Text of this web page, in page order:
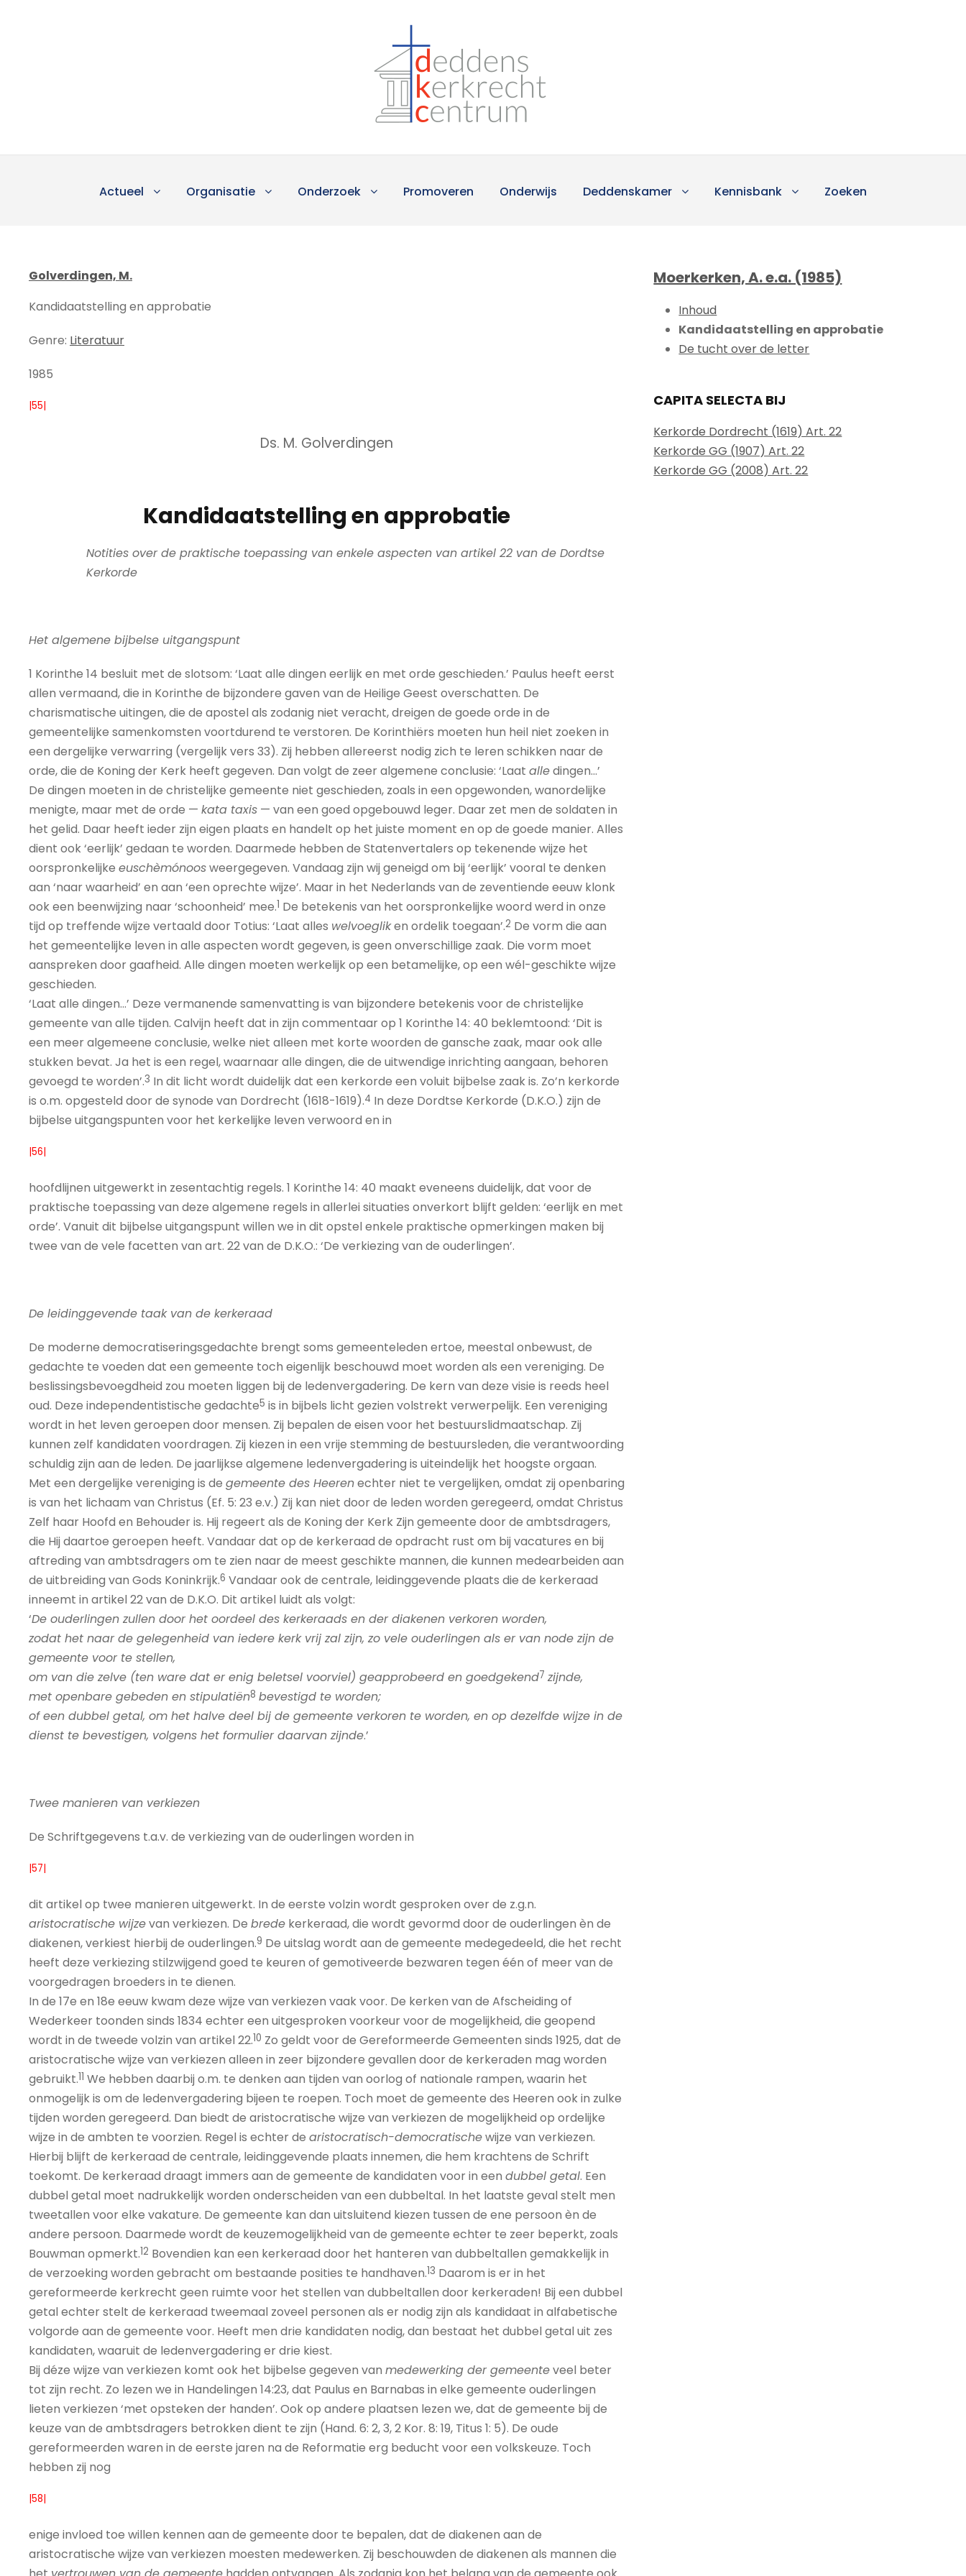
Actueel Organisatie Onderzoek Promoveren Onderwijs Deddenskamer Kennisbank Zoeken
Golverdingen, M.
Kandidaatstelling en approbatie
Genre: Literatuur
1985
|55|
Ds. M. Golverdingen
Kandidaatstelling en approbatie
Notities over de praktische toepassing van enkele aspecten van artikel 22 van de Dordtse
Kerkorde
Het algemene bijbelse uitgangspunt
1 Korinthe 14 besluit met de slotsom: ‘Laat alle dingen eerlijk en met orde geschieden.’ Paulus heeft eerst
allen vermaand, die in Korinthe de bijzondere gaven van de Heilige Geest overschatten. De
charismatische uitingen, die de apostel als zodanig niet veracht, dreigen de goede orde in de
gemeentelijke samenkomsten voortdurend te verstoren. De Korinthiërs moeten hun heil niet zoeken in
een dergelijke verwarring (vergelijk vers 33). Zij hebben allereerst nodig zich te leren schikken naar de
orde, die de Koning der Kerk heeft gegeven. Dan volgt de zeer algemene conclusie: ‘Laat alledingen...’
De dingen moeten in de christelijke gemeente niet geschieden, zoals in een opgewonden, wanordelijke
menigte, maar met de orde — kata taxis — van een goed opgebouwd leger. Daar zet men de soldaten in
het gelid. Daar heeft ieder zijn eigen plaats en handelt op het juiste moment en op de goede manier. Alles
dient ook ‘eerlijk’ gedaan te worden. Daarmede hebben de Statenvertalers op tekenende wijze het
oorspronkelijke euschèmónoosweergegeven. Vandaag zijn wij geneigd om bij ‘eerlijk’ vooral te denken
aan ‘naar waarheid’ en aan ‘een oprechte wijze’. Maar in het Nederlands van de zeventiende eeuw klonk
ook een beenwijzing naar ‘schoonheid’ mee.1 De betekenis van het oorspronkelijke woord werd in onze
tijd op treffende wijze vertaald door Totius: ‘Laat alles welvoegliken ordelik toegaan’.2 De vorm die aan
het gemeentelijke leven in alle aspecten wordt gegeven, is geen onverschillige zaak. Die vorm moet
aanspreken door gaafheid. Alle dingen moeten werkelijk op een betamelijke, op een wél-geschikte wijze
geschieden.
‘Laat alle dingen...’ Deze vermanende samenvatting is van bijzondere betekenis voor de christelijke
gemeente van alle tijden. Calvijn heeft dat in zijn commentaar op 1 Korinthe 14: 40 beklemtoond: ‘Dit is
een meer algemeene conclusie, welke niet alleen met korte woorden de gansche zaak, maar ook alle
stukken bevat. Ja het is een regel, waarnaar alle dingen, die de uitwendige inrichting aangaan, behoren
gevoegd te worden’.3 In dit licht wordt duidelijk dat een kerkorde een voluit bijbelse zaak is. Zo’n kerkorde
is o.m. opgesteld door de synode van Dordrecht (1618-1619).4 In deze Dordtse Kerkorde (D.K.O.) zijn de
bijbelse uitgangspunten voor het kerkelijke leven verwoord en in
|56|
hoofdlijnen uitgewerkt in zesentachtig regels. 1 Korinthe 14: 40 maakt eveneens duidelijk, dat voor de
praktische toepassing van deze algemene regels in allerlei situaties onverkort blijft gelden: ‘eerlijk en met
orde’. Vanuit dit bijbelse uitgangspunt willen we in dit opstel enkele praktische opmerkingen maken bij
twee van de vele facetten van art. 22 van de D.K.O.: ‘De verkiezing van de ouderlingen’.
De leidinggevende taak van de kerkeraad
De moderne democratiseringsgedachte brengt soms gemeenteleden ertoe, meestal onbewust, de
gedachte te voeden dat een gemeente toch eigenlijk beschouwd moet worden als een vereniging. De
beslissingsbevoegdheid zou moeten liggen bij de ledenvergadering. De kern van deze visie is reeds heel
oud. Deze independentistische gedachte5 is in bijbels licht gezien volstrekt verwerpelijk. Een vereniging
wordt in het leven geroepen door mensen. Zij bepalen de eisen voor het bestuurslidmaatschap. Zij
kunnen zelf kandidaten voordragen. Zij kiezen in een vrije stemming de bestuursleden, die verantwoording
schuldig zijn aan de leden. De jaarlijkse algemene ledenvergadering is uiteindelijk het hoogste orgaan.
Met een dergelijke vereniging is de gemeente des Heerenechter niet te vergelijken, omdat zij openbaring
is van het lichaam van Christus (Ef. 5: 23 e.v.) Zij kan niet door de leden worden geregeerd, omdat Christus
Zelf haar Hoofd en Behouder is. Hij regeert als de Koning der Kerk Zijn gemeente door de ambtsdragers,
die Hij daartoe geroepen heeft. Vandaar dat op de kerkeraad de opdracht rust om bij vacatures en bij
aftreding van ambtsdragers om te zien naar de meest geschikte mannen, die kunnen medearbeiden aan
de uitbreiding van Gods Koninkrijk.6 Vandaar ook de centrale, leidinggevende plaats die de kerkeraad
inneemt in artikel 22 van de D.K.O. Dit artikel luidt als volgt:
‘De ouderlingen zullen door het oordeel des kerkeraads en der diakenen verkoren worden,
zodat het naar de gelegenheid van iedere kerk vrij zal zijn, zo vele ouderlingen als er van node zijn de
gemeente voor te stellen,
om van die zelve (ten ware dat er enig beletsel voorviel) geapprobeerd en goedgekend7 zijnde,
met openbare gebeden en stipulatiën8 bevestigd te worden;
of een dubbel getal, om het halve deel bij de gemeente verkoren te worden, en op dezelfde wijze in de
dienst te bevestigen, volgens het formulier daarvan zijnde.’
Twee manieren van verkiezen
De Schriftgegevens t.a.v. de verkiezing van de ouderlingen worden in
|57|
dit artikel op twee manieren uitgewerkt. In de eerste volzin wordt gesproken over de z.g.n.
aristocratische wijzevan verkiezen. De brede kerkeraad, die wordt gevormd door de ouderlingen èn de
diakenen, verkiest hierbij de ouderlingen.9 De uitslag wordt aan de gemeente medegedeeld, die het recht
heeft deze verkiezing stilzwijgend goed te keuren of gemotiveerde bezwaren tegen één of meer van de
voorgedragen broeders in te dienen.
In de 17e en 18e eeuw kwam deze wijze van verkiezen vaak voor. De kerken van de Afscheiding of
Wederkeer toonden sinds 1834 echter een uitgesproken voorkeur voor de mogelijkheid, die geopend
wordt in de tweede volzin van artikel 22.10 Zo geldt voor de Gereformeerde Gemeenten sinds 1925, dat de
aristocratische wijze van verkiezen alleen in zeer bijzondere gevallen door de kerkeraden mag worden
gebruikt.11 We hebben daarbij o.m. te denken aan tijden van oorlog of nationale rampen, waarin het
onmogelijk is om de ledenvergadering bijeen te roepen. Toch moet de gemeente des Heeren ook in zulke
tijden worden geregeerd. Dan biedt de aristocratische wijze van verkiezen de mogelijkheid op ordelijke
wijze in de ambten te voorzien. Regel is echter de aristocratisch-democratischewijze van verkiezen.
Hierbij blijft de kerkeraad de centrale, leidinggevende plaats innemen, die hem krachtens de Schrift
toekomt. De kerkeraad draagt immers aan de gemeente de kandidaten voor in een dubbel getal. Een
dubbel getal moet nadrukkelijk worden onderscheiden van een dubbeltal. In het laatste geval stelt men
tweetallen voor elke vakature. De gemeente kan dan uitsluitend kiezen tussen de ene persoon èn de
andere persoon. Daarmede wordt de keuzemogelijkheid van de gemeente echter te zeer beperkt, zoals
Bouwman opmerkt.12 Bovendien kan een kerkeraad door het hanteren van dubbeltallen gemakkelijk in
de verzoeking worden gebracht om bestaande posities te handhaven.13 Daarom is er in het
gereformeerde kerkrecht geen ruimte voor het stellen van dubbeltallen door kerkeraden! Bij een dubbel
getal echter stelt de kerkeraad tweemaal zoveel personen als er nodig zijn als kandidaat in alfabetische
volgorde aan de gemeente voor. Heeft men drie kandidaten nodig, dan bestaat het dubbel getal uit zes
kandidaten, waaruit de ledenvergadering er drie kiest.
Bij déze wijze van verkiezen komt ook het bijbelse gegeven van medewerking der gemeenteveel beter
tot zijn recht. Zo lezen we in Handelingen 14:23, dat Paulus en Barnabas in elke gemeente ouderlingen
lieten verkiezen ‘met opsteken der handen’. Ook op andere plaatsen lezen we, dat de gemeente bij de
keuze van de ambtsdragers betrokken dient te zijn (Hand. 6: 2, 3, 2 Kor. 8: 19, Titus 1: 5). De oude
gereformeerden waren in de eerste jaren na de Reformatie erg beducht voor een volkskeuze. Toch
hebben zij nog
|58|
enige invloed toe willen kennen aan de gemeente door te bepalen, dat de diakenen aan de
aristocratische wijze van verkiezen moesten medewerken. Zij beschouwden de diakenen als mannen die
Moerkerken, A. e.a. (1985)
Inhoud
Kandidaatstelling en approbatie
De tucht over de letter
CAPITA SELECTA BIJ
Kerkorde Dordrecht (1619) Art. 22
Kerkorde GG (1907) Art. 22
Kerkorde GG (2008) Art. 22